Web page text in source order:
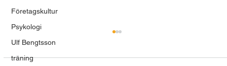
Företagskultur
Psykologi
Ulf Bengtsson
träning